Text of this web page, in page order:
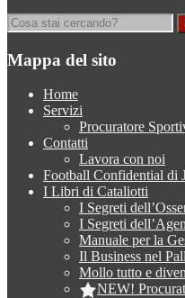
Mappa del sito
Home
Servizi
Procuratore
Contatti
Lavora con noi
Football Confidential di
I Libri di Cataliotti
I Segreti
I Segreti
Manuale per la
Il Business nel
Mollo tutto e
NEW!